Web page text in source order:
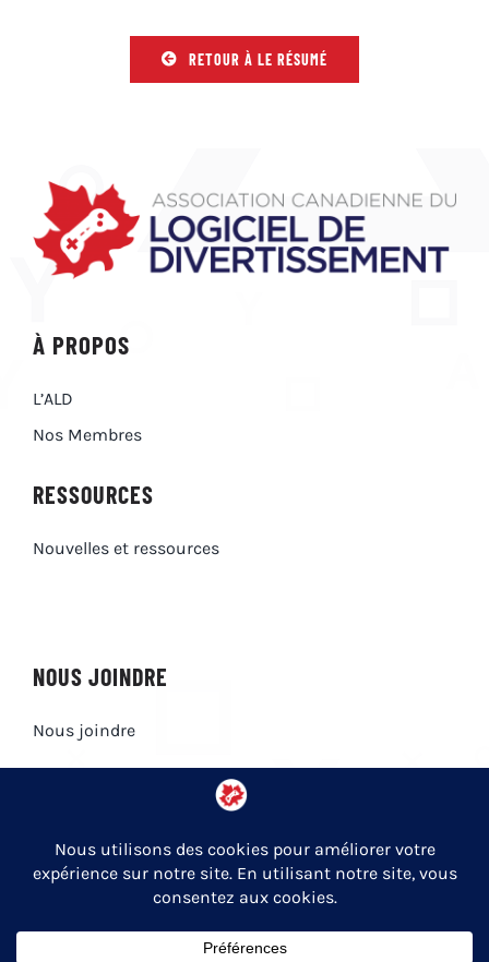
RETOUR À LE RÉSUMÉ
À PROPOS
L’ALD
Nos Membres
RESSOURCES
Nouvelles et ressources
NOUS JOINDRE
Nous joindre